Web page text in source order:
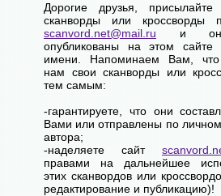
Дорогие друзья,
сканворды или кроссворды
scanvord.net@mail.ru и они
опубликованы на этом сайте
имени. Напоминаем Вам, что
нам свои сканворды или
тем самым:
-гарантируете, что они
Вами или отправлены по
автора;
-наделяете сайт
правами на дальнейшее
этих сканвордов или
редактирование и публикацию)!